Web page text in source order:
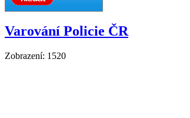
Varování Policie ČR
Zobrazení: 1520